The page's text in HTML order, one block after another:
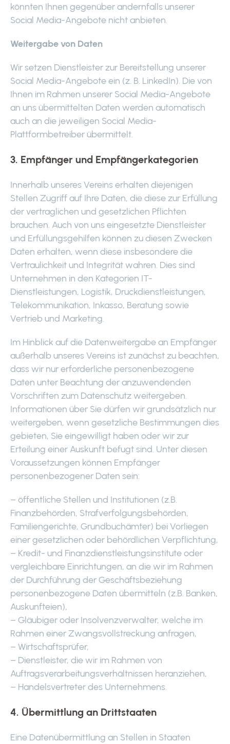
könnten Ihnen gegenüber andernfalls unserer
Social Media-Angebote nicht anbieten.
Weitergabe von Daten
Wir setzen Dienstleister zur Bereitstellung unserer
Social Media-Angebote ein (z. B. LinkedIn). Die von
Ihnen im Rahmen unserer Social Media-Angebote
an uns übermittelten Daten werden automatisch
auch an die jeweiligen Social Media-
Plattformbetreiber übermittelt.
3. Empfänger und Empfängerkategorien
Innerhalb unseres Vereins erhalten diejenigen
Stellen Zugriff auf Ihre Daten, die diese zur Erfüllung
der vertraglichen und gesetzlichen Pflichten
brauchen. Auch von uns eingesetzte Dienstleister
und Erfüllungsgehilfen können zu diesen Zwecken
Daten erhalten, wenn diese insbesondere die
Vertraulichkeit und Integrität wahren. Dies sind
Unternehmen in den Kategorien IT-
Dienstleistungen, Logistik, Druckdienstleistungen,
Telekommunikation, Inkasso, Beratung sowie
Vertrieb und Marketing.
Im Hinblick auf die Datenweitergabe an Empfänger
außerhalb unseres Vereins ist zunächst zu beachten,
dass wir nur erforderliche personenbezogene
Daten unter Beachtung der anzuwendenden
Vorschriften zum Datenschutz weitergeben.
Informationen über Sie dürfen wir grundsätzlich nur
weitergeben, wenn gesetzliche Bestimmungen dies
gebieten, Sie eingewilligt haben oder wir zur
Erteilung einer Auskunft befugt sind. Unter diesen
Voraussetzungen können Empfänger
personenbezogener Daten sein:
– öffentliche Stellen und Institutionen (z.B.
Finanzbehörden, Strafverfolgungsbehörden,
Familiengerichte, Grundbuchämter) bei Vorliegen
einer gesetzlichen oder behördlichen Verpflichtung,
– Kredit- und Finanzdienstleistungsinstitute oder
vergleichbare Einrichtungen, an die wir im Rahmen
der Durchführung der Geschäftsbeziehung
personenbezogene Daten übermitteln (z.B. Banken,
Auskunfteien),
– Gläubiger oder Insolvenzverwalter, welche im
Rahmen einer Zwangsvollstreckung anfragen,
– Wirtschaftsprüfer,
– Dienstleister, die wir im Rahmen von
Auftragsverarbeitungsverhältnissen heranziehen,
– Handelsvertreter des Unternehmens.
4. Übermittlung an Drittstaaten
Eine Datenübermittlung an Stellen in Staaten